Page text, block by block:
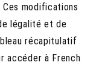
modifications
légalité et de
récapitulatif
accéder à French